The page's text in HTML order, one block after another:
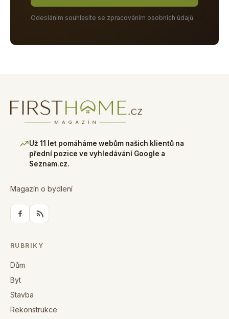
Odesláním souhlasíte se zpracováním osobních údajů.
Už 11 let pomáháme webům našich klientů na
přední pozice ve vyhledávání Google a
Seznam.cz.
Magazín o bydlení
RUBRIKY
Dům
Byt
Stavba
Rekonstrukce